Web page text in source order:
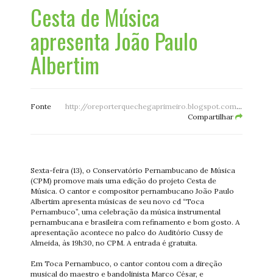
Cesta de Música
apresenta João Paulo
Albertim
Fonte
http://oreporterquechegaprimeiro.blogspot.com/2019/09/cesta-de-musica-apresenta-joao-paulo.html
Compartilhar
Sexta-feira (13), o Conservatório Pernambucano de Música
(CPM) promove mais uma edição do projeto Cesta de
Música. O cantor e compositor pernambucano João Paulo
Albertim apresenta músicas de seu novo cd “Toca
Pernambuco”, uma celebração da música instrumental
pernambucana e brasileira com refinamento e bom gosto. A
apresentação acontece no palco do Auditório Cussy de
Almeida, às 19h30, no CPM. A entrada é gratuita.
Em Toca Pernambuco, o cantor contou com a direção
musical do maestro e bandolinista Marco César, e